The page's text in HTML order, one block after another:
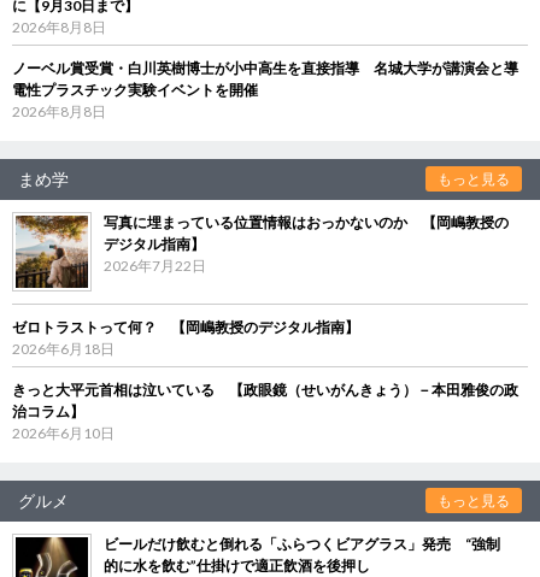
に【9月30日まで】
2026年8月8日
ノーベル賞受賞・白川英樹博士が小中高生を直接指導 名城大学が講演会と導
電性プラスチック実験イベントを開催
2026年8月8日
まめ学 もっと見る
写真に埋まっている位置情報はおっかないのか 【岡嶋教授の
デジタル指南】
2026年7月22日
ゼロトラストって何？ 【岡嶋教授のデジタル指南】
2026年6月18日
きっと大平元首相は泣いている 【政眼鏡（せいがんきょう）－本田雅俊の政
治コラム】
2026年6月10日
グルメ もっと見る
ビールだけ飲むと倒れる「ふらつくビアグラス」発売 “強制
的に水を飲む”仕掛けで適正飲酒を後押し